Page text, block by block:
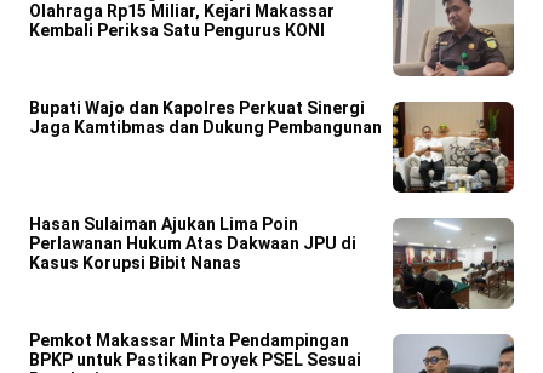
Olahraga Rp15 Miliar, Kejari Makassar
Kembali Periksa Satu Pengurus KONI
Bupati Wajo dan Kapolres Perkuat Sinergi
Jaga Kamtibmas dan Dukung Pembangunan
Hasan Sulaiman Ajukan Lima Poin
Perlawanan Hukum Atas Dakwaan JPU di
Kasus Korupsi Bibit Nanas
Pemkot Makassar Minta Pendampingan
BPKP untuk Pastikan Proyek PSEL Sesuai